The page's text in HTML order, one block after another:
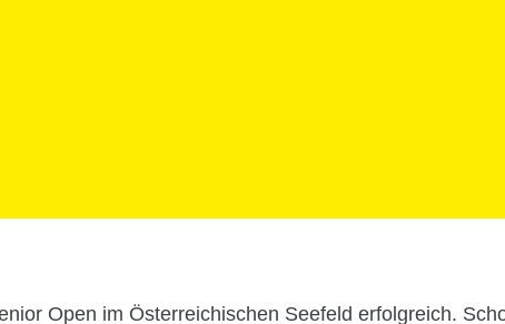
Open im Österreichischen Seefeld erfolgreich.